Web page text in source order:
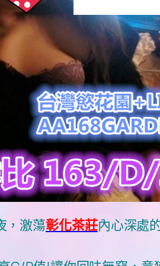
，激蕩彰化茶莊內心深處